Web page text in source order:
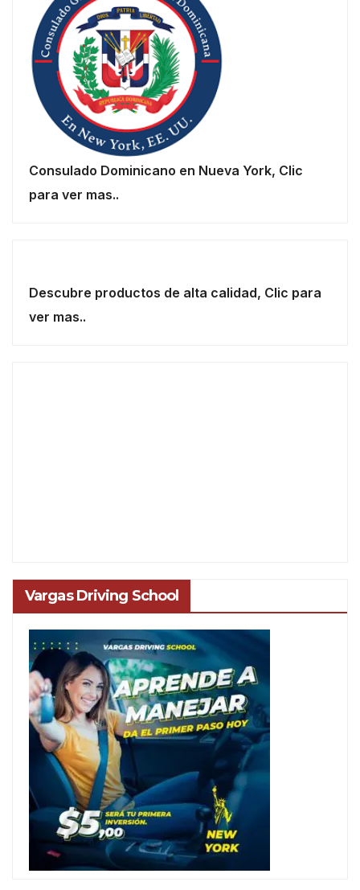
Consulado Dominicano en Nueva York, Clic
para ver mas..
Descubre productos de alta calidad, Clic para
ver mas..
Vargas Driving School